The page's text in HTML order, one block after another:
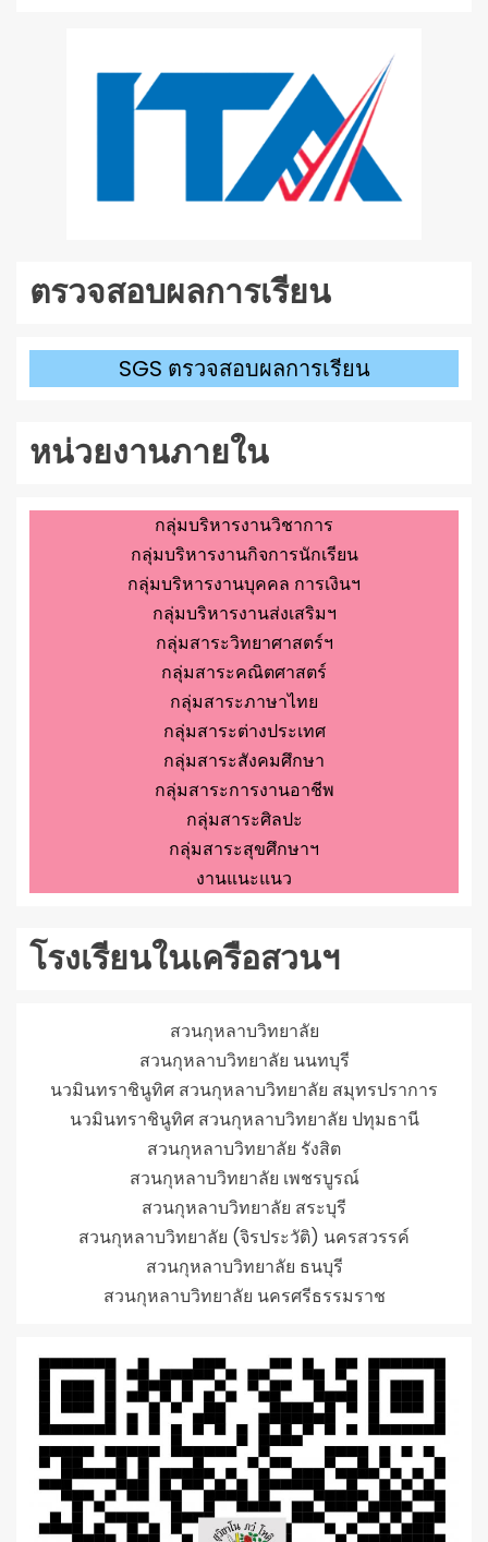
ตรวจสอบผลการเรียน
SGS ตรวจสอบผลการเรียน
หน่วยงานภายใน
กลุ่มบริหารงานวิชาการ
กลุ่มบริหารงานกิจการนักเรียน
กลุ่มบริหารงานบุคคล การเงินฯ
กลุ่มบริหารงานส่งเสริมฯ
กลุ่มสาระวิทยาศาสตร์ฯ
กลุ่มสาระคณิตศาสตร์
กลุ่มสาระภาษาไทย
กลุ่มสาระต่างประเทศ
กลุ่มสาระสังคมศึกษา
กลุ่มสาระการงานอาชีพ
กลุ่มสาระศิลปะ
กลุ่มสาระสุขศึกษาฯ
งานแนะแนว
โรงเรียนในเครือสวนฯ
สวนกุหลาบวิทยาลัย
สวนกุหลาบวิทยาลัย นนทบุรี
นวมินทราชินูทิศ สวนกุหลาบวิทยาลัย สมุทรปราการ
นวมินทราชินูทิศ สวนกุหลาบวิทยาลัย ปทุมธานี
สวนกุหลาบวิทยาลัย รังสิต
สวนกุหลาบวิทยาลัย เพชรบูรณ์
สวนกุหลาบวิทยาลัย สระบุรี
สวนกุหลาบวิทยาลัย (จิรประวัติ) นครสวรรค์
สวนกุหลาบวิทยาลัย ธนบุรี
สวนกุหลาบวิทยาลัย นครศรีธรรมราช